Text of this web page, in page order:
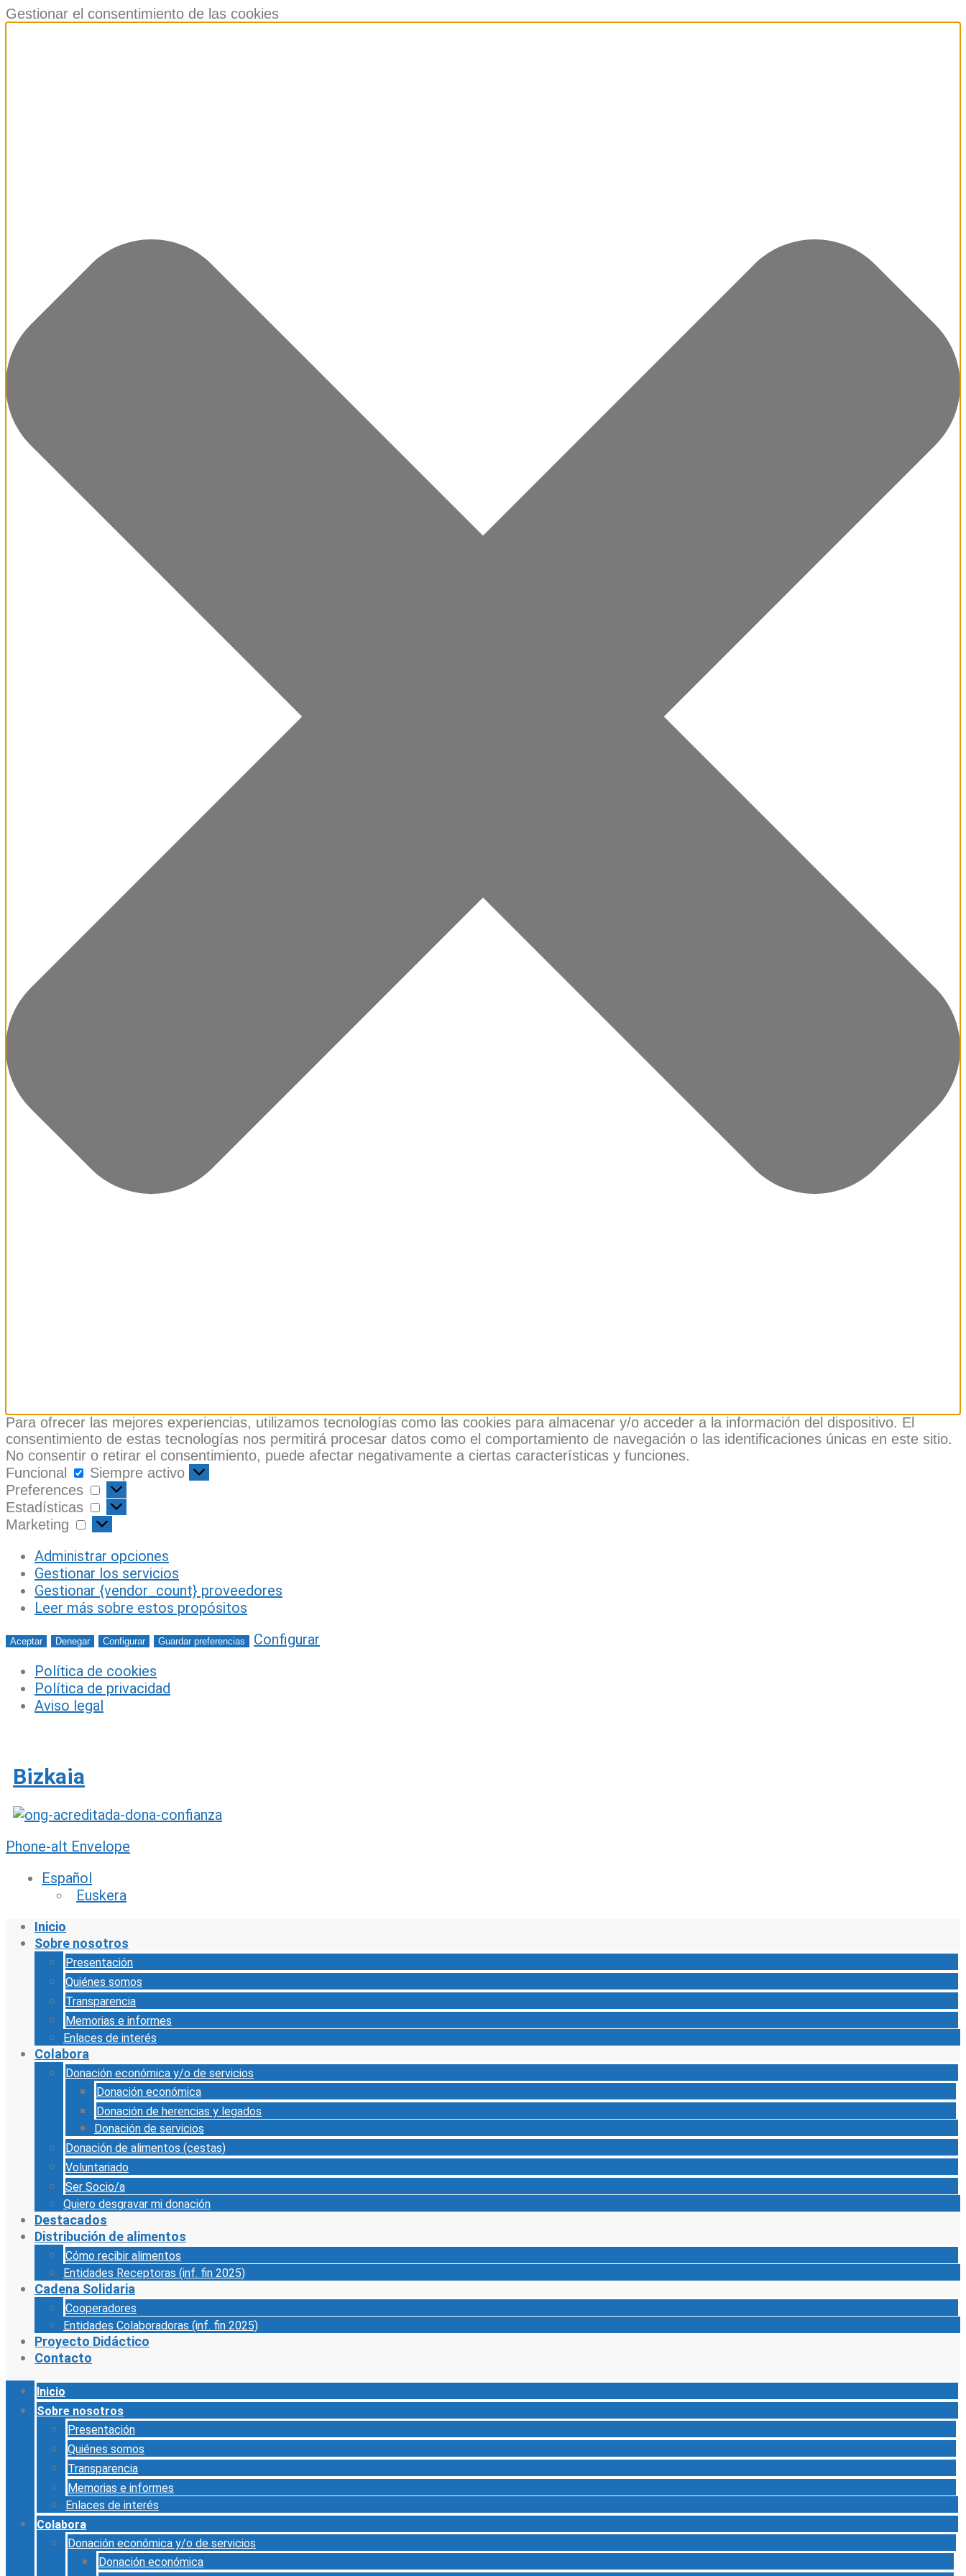
Gestionar el consentimiento de las cookies
Para ofrecer las mejores experiencias, utilizamos tecnologías como las cookies para almacenar y/o acceder a la información del dispositivo. El
consentimiento de estas tecnologías nos permitirá procesar datos como el comportamiento de navegación o las identificaciones únicas en este sitio.
No consentir o retirar el consentimiento, puede afectar negativamente a ciertas características y funciones.
Funcional
Funcional
Siempre activo
Preferences
Preferences
Estadísticas
Estadísticas
Marketing
Marketing
Administrar opciones
Gestionar los servicios
Gestionar {vendor_count} proveedores
Leer más sobre estos propósitos
Aceptar Denegar Configurar Guardar preferencias
Configurar
Política de cookies
Política de privacidad
Aviso legal
contenido
Bizkaia
Phone-alt Envelope
Español
Euskera
Inicio
Sobre nosotros
Presentación
Quiénes somos
Transparencia
Memorias e informes
Enlaces de interés
Colabora
Donación económica y/o de servicios
Donación económica
Donación de herencias y legados
Donación de servicios
Donación de alimentos (cestas)
Voluntariado
Ser Socio/a
Quiero desgravar mi donación
Destacados
Distribución de alimentos
Cómo recibir alimentos
Entidades Receptoras (inf. fin 2025)
Cadena Solidaria
Cooperadores
Entidades Colaboradoras (inf. fin 2025)
Proyecto Didáctico
Contacto
Inicio
Sobre nosotros
Presentación
Quiénes somos
Transparencia
Memorias e informes
Enlaces de interés
Colabora
Donación económica y/o de servicios
Donación económica